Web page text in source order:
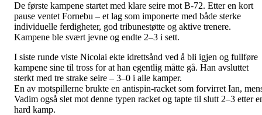
De første kampene startet med klare seire mot B-72. Etter en kort
pause ventet Fornebu – et lag som imponerte med både sterke
individuelle ferdigheter, god tribunestøtte og aktive trenere.
Kampene ble svært jevne og endte 2–3 i sett.
I siste runde viste Nicolai ekte idrettsånd ved å bli igjen og fullføre
kampene sine til tross for at han egentlig måtte gå. Han avsluttet
sterkt med tre strake seire – 3–0 i alle kamper.
En av motspillerne brukte en antispin-racket som forvirret Ian,
Vadim også slet mot denne typen racket og tapte til slutt 2–3 etter
hard kamp.